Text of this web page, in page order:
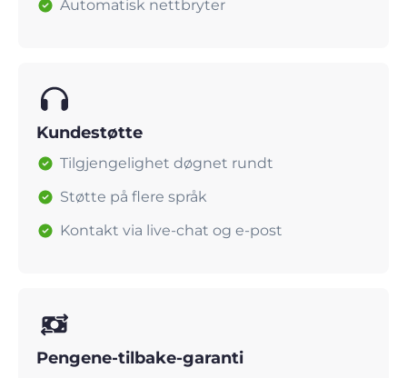
Automatisk nettbryter
Kundestøtte
Tilgjengelighet døgnet rundt
Støtte på flere språk
Kontakt via live-chat og e-post
Pengene-tilbake-garanti